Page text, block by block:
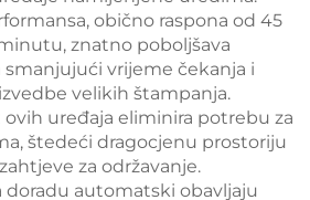
obično raspona od 45
znatno poboljšava
vrijeme čekanja i
velikih štampanja.
uređaja eliminira potrebu za
štedeći dragocjenu prostoriju
za održavanje.
doradu automatski obavljaju